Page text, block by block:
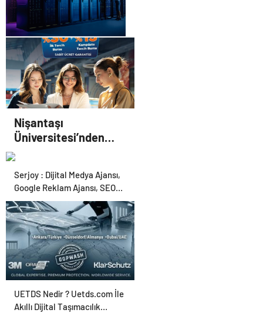
Haberler
Datahost İle Güvenilir
Sunucu Hizmetleri
Nişantaşı
Üniversitesi’nden
2026 YKS Adaylarına
Ücret ve Kesintisiz
Burs
Serjoy : Dijital Medya Ajansı,
Google Reklam Ajansı, SEO
Ajansı ve Web Tasarım Ajansı
UETDS Nedir ? Uetds.com İle
Akıllı Dijital Taşımacılık